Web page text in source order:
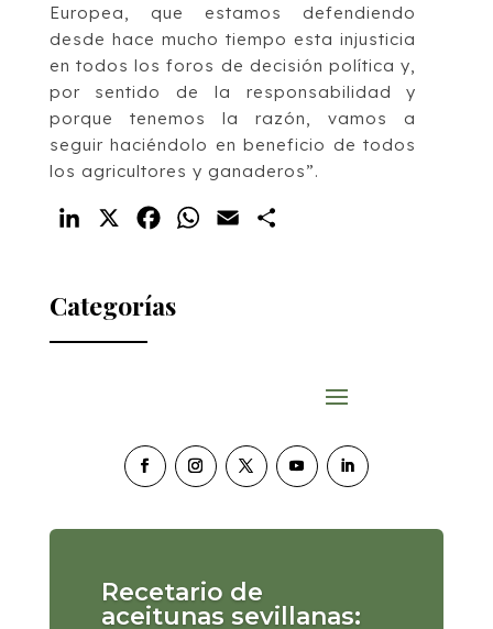
Europea, que estamos defendiendo
desde hace mucho tiempo esta injusticia
en todos los foros de decisión política y,
por sentido de la responsabilidad y
porque tenemos la razón, vamos a
seguir haciéndolo en beneficio de todos
los agricultores y ganaderos”.
LinkedIn FacebookWhatsApp
Email
Categorías
Recetario de
aceitunas sevillanas: